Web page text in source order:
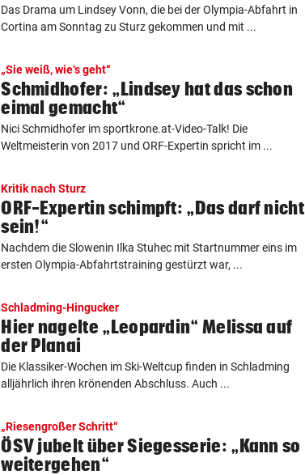
Das Drama um Lindsey Vonn, die bei der Olympia-Abfahrt in
Cortina am Sonntag zu Sturz gekommen und mit ...
„Sie weiß, wie‘s geht“
Schmidhofer: „Lindsey hat das schon
eimal gemacht“
Nici Schmidhofer im sportkrone.at-Video-Talk! Die
Weltmeisterin von 2017 und ORF-Expertin spricht im ...
Kritik nach Sturz
ORF-Expertin schimpft: „Das darf nicht
sein!“
Nachdem die Slowenin Ilka Stuhec mit Startnummer eins im
ersten Olympia-Abfahrtstraining gestürzt war, ...
Schladming-Hingucker
Hier nagelte „Leopardin“ Melissa auf
der Planai
Die Klassiker-Wochen im Ski-Weltcup finden in Schladming
alljährlich ihren krönenden Abschluss. Auch ...
„Riesengroßer Schritt“
ÖSV jubelt über Siegesserie: „Kann so
weitergehen“